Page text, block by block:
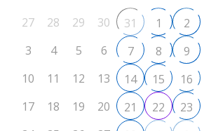
27 28 29 30 31 1
2
3
4 5 6 7 8
9
10
11 12 13 14 15
16
17
18 19 20 21 22
23